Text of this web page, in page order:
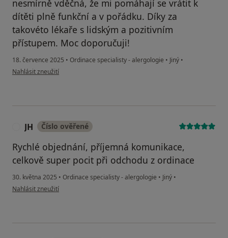
nesmírně vděčná, že mi pomáhají se vrátit k
dítěti plně funkční a v pořádku. Díky za
takovéto lékaře s lidským a pozitivním
přístupem. Moc doporučuji!
18. července 2025 • Ordinace specialisty - alergologie • Jiný •
podle názoru uživatele Šárka B.
Nahlásit zneužití
JH Číslo ověřené
Rychlé objednání, příjemná komunikace,
celkově super pocit při odchodu z ordinace
30. května 2025 • Ordinace specialisty - alergologie • Jiný •
podle názoru uživatele JH
Nahlásit zneužití